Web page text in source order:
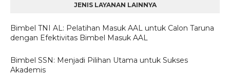
JENIS LAYANAN LAINNYA
Bimbel TNI AL: Pelatihan Masuk AAL untuk Calon Taruna
dengan Efektivitas Bimbel Masuk AAL
Bimbel SSN: Menjadi Pilihan Utama untuk Sukses
Akademis